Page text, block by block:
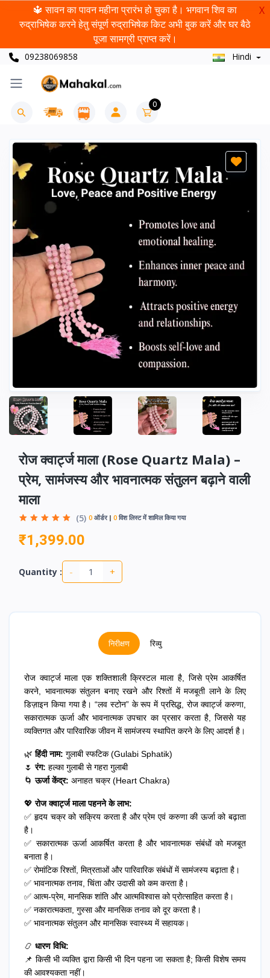
🔱 सावन का पावन महीना प्रारंभ हो चुका है। भगवान शिव का
रुद्राभिषेक करने हेतु संपूर्ण रुद्राभिषेक किट अभी बुक करें और घर बैठे
पूजा सामग्री प्राप्त करें।
X
09238069858 Hindi
0
रोज क्वार्ट्ज माला (Rose Quartz Mala) –
प्रेम, सामंजस्य और भावनात्मक संतुलन बढ़ाने वाली
माला
(5) 0 ऑर्डर 0 विश लिस्ट में शामिल किया गया
₹1,399.00
Quantity : - +
निरीक्षण रिव्यु
रोज क्वार्ट्ज माला एक शक्तिशाली क्रिस्टल माला है, जिसे प्रेम आकर्षित
करने, भावनात्मक संतुलन बनाए रखने और रिश्तों में मजबूती लाने के लिए
डिज़ाइन किया गया है। “लव स्टोन” के रूप में प्रसिद्ध, रोज क्वार्ट्ज करुणा,
सकारात्मक ऊर्जा और भावनात्मक उपचार का प्रसार करता है, जिससे यह
व्यक्तिगत और पारिवारिक जीवन में सामंजस्य स्थापित करने के लिए आदर्श है।
🌿हिंदी नाम: गुलाबी स्फटिक (Gulabi Sphatik)
🌷रंग: हल्का गुलाबी से गहरा गुलाबी
🌀ऊर्जा केंद्र: अनाहत चक्र (Heart Chakra)
💖रोज क्वार्ट्ज माला पहनने के लाभ:
✅ हृदय चक्र को सक्रिय करता है और प्रेम एवं करुणा की ऊर्जा को बढ़ाता
है।
✅ सकारात्मक ऊर्जा आकर्षित करता है और भावनात्मक संबंधों को मजबूत
बनाता है।
✅ रोमांटिक रिश्तों, मित्रताओं और पारिवारिक संबंधों में सामंजस्य बढ़ाता है।
✅ भावनात्मक तनाव, चिंता और उदासी को कम करता है।
✅ आत्म-प्रेम, मानसिक शांति और आत्मविश्वास को प्रोत्साहित करता है।
✅ नकारात्मकता, गुस्सा और मानसिक तनाव को दूर करता है।
✅ भावनात्मक संतुलन और मानसिक स्वास्थ्य में सहायक।
📿 धारण विधि:
📌 किसी भी व्यक्ति द्वारा किसी भी दिन पहना जा सकता है; किसी विशेष समय
की आवश्यकता नहीं।